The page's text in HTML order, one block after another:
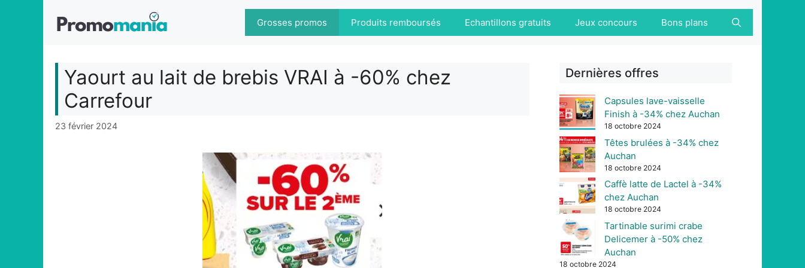
Grosses promos Produits remboursés Echantillons gratuits Jeux concours Bons plans
Yaourt au lait de brebis VRAI à -60% chez
Carrefour
23 février 2024
Dernières offres
Capsules lave-vaisselle
Finish à -34% chez Auchan
18 octobre 2024
Têtes brulées à -34% chez
Auchan
18 octobre 2024
Caffè latte de Lactel à -34%
chez Auchan
18 octobre 2024
Tartinable surimi crabe
Delicemer à -50% chez
Auchan
18 octobre 2024